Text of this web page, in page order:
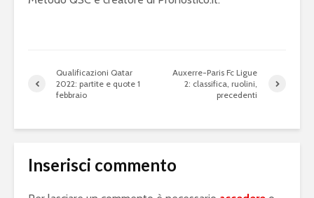
Qualificazioni Qatar
2022: partite e quote 1
febbraio
Auxerre-Paris Fc Ligue
2: classifica, ruolini,
precedenti
Inserisci commento